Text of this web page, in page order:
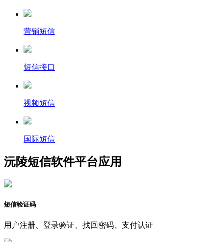
营销短信
短信接口
视频短信
国际短信
沅陵短信软件平台应用
短信验证码
用户注册、登录验证、找回密码、支付认证